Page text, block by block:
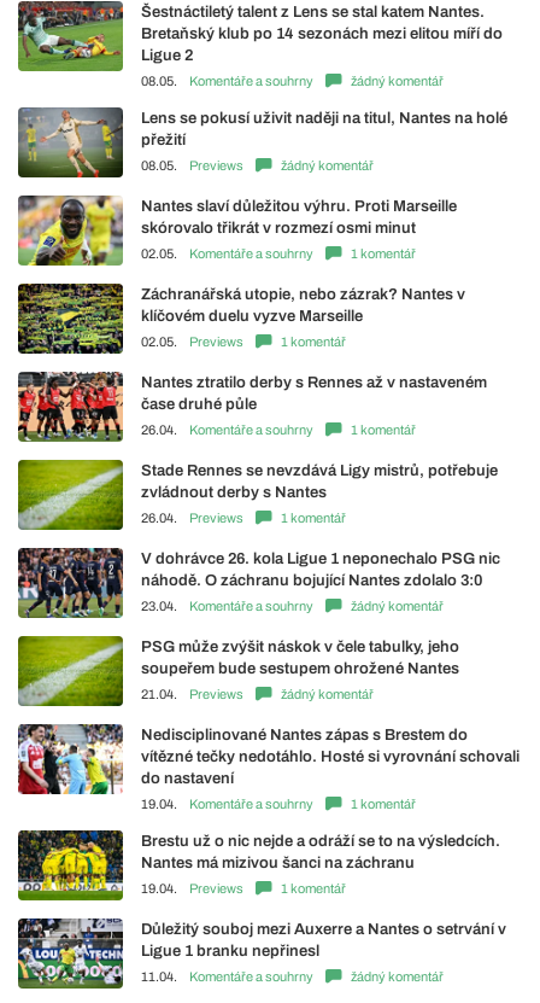
Šestnáctiletý talent z Lens se stal katem Nantes.
Bretaňský klub po 14 sezonách mezi elitou míří do
Ligue 2
08.05. Komentáře a souhrny žádný komentář
Lens se pokusí uživit naději na titul, Nantes na holé
přežití
08.05. Previews žádný komentář
Nantes slaví důležitou výhru. Proti Marseille
skórovalo třikrát v rozmezí osmi minut
02.05. Komentáře a souhrny 1 komentář
Záchranářská utopie, nebo zázrak? Nantes v
klíčovém duelu vyzve Marseille
02.05. Previews 1 komentář
Nantes ztratilo derby s Rennes až v nastaveném
čase druhé půle
26.04. Komentáře a souhrny 1 komentář
Stade Rennes se nevzdává Ligy mistrů, potřebuje
zvládnout derby s Nantes
26.04. Previews 1 komentář
V dohrávce 26. kola Ligue 1 neponechalo PSG nic
náhodě. O záchranu bojující Nantes zdolalo 3:0
23.04. Komentáře a souhrny žádný komentář
PSG může zvýšit náskok v čele tabulky, jeho
soupeřem bude sestupem ohrožené Nantes
21.04. Previews žádný komentář
Nedisciplinované Nantes zápas s Brestem do
vítězné tečky nedotáhlo. Hosté si vyrovnání schovali
do nastavení
19.04. Komentáře a souhrny 1 komentář
Brestu už o nic nejde a odráží se to na výsledcích.
Nantes má mizivou šanci na záchranu
19.04. Previews 1 komentář
Důležitý souboj mezi Auxerre a Nantes o setrvání v
Ligue 1 branku nepřinesl
11.04. Komentáře a souhrny žádný komentář